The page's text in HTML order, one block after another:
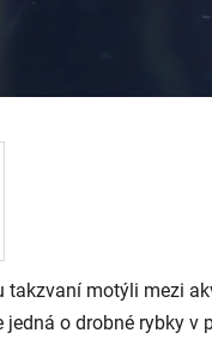
takzvaní motýli mezi
jedná o drobné rybky v